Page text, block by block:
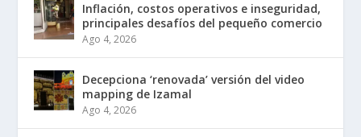
Inflación, costos operativos e inseguridad,
principales desafíos del pequeño comercio
Ago 4, 2026
Decepciona ‘renovada’ versión del video
mapping de Izamal
Ago 4, 2026